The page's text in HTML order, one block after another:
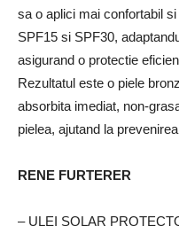
sa o aplici mai confortabil
SPF15 si SPF30,
asigurand o protectie
Rezultatul este o piele
absorbita imediat, non-
pielea, ajutand la
RENE FURTERER
– ULEI SOLAR